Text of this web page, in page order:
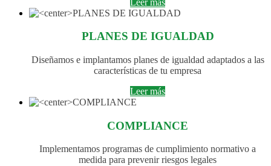
PLANES DE IGUALDAD
Diseñamos e implantamos planes de igualdad adaptados a las
características de tu empresa
Leer más
COMPLIANCE
Implementamos programas de cumplimiento normativo a
medida para prevenir riesgos legales